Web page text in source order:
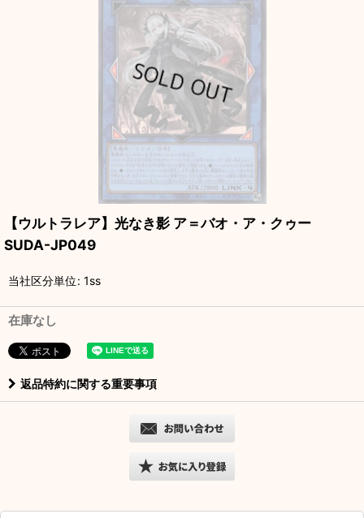
【ウルトラレア】光なき影 ア＝バオ・ア・クゥー
SUDA-JP049
当社区分単位: 1ss
在庫なし
返品特約に関する重要事項